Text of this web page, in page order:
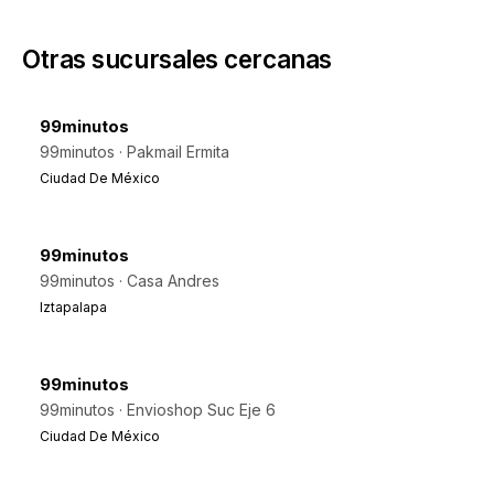
Otras sucursales cercanas
99minutos
99minutos · Pakmail Ermita
Ciudad De México
99minutos
99minutos · Casa Andres
Iztapalapa
99minutos
99minutos · Envioshop Suc Eje 6
Ciudad De México